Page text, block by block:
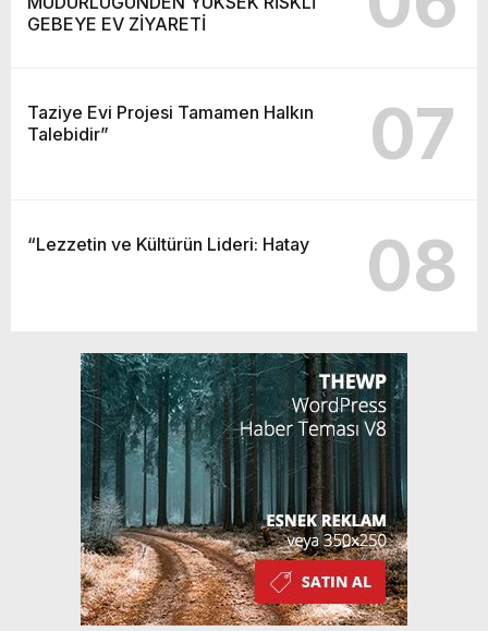
GEBEYE EV ZİYARETİ
Taziye Evi Projesi Tamamen Halkın
Talebidir”
07
“Lezzetin ve Kültürün Lideri: Hatay 08